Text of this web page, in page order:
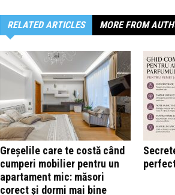
RELATED ARTICLES MORE FROM
Greșelile care te costă când
cumperi mobilier pentru un
apartament mic: măsori
corect și dormi mai bine